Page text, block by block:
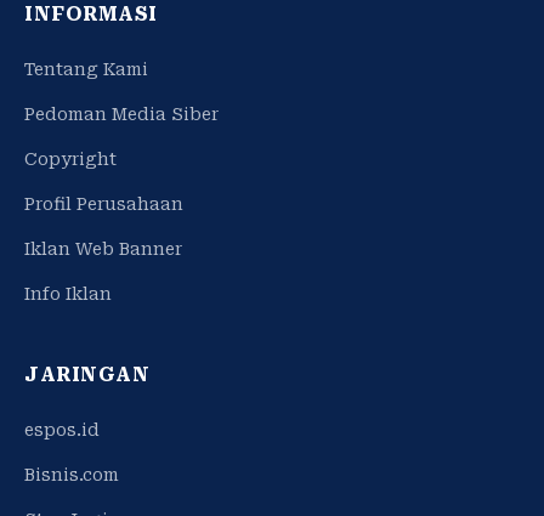
INFORMASI
Tentang Kami
Pedoman Media Siber
Copyright
Profil Perusahaan
Iklan Web Banner
Info Iklan
JARINGAN
espos.id
Bisnis.com